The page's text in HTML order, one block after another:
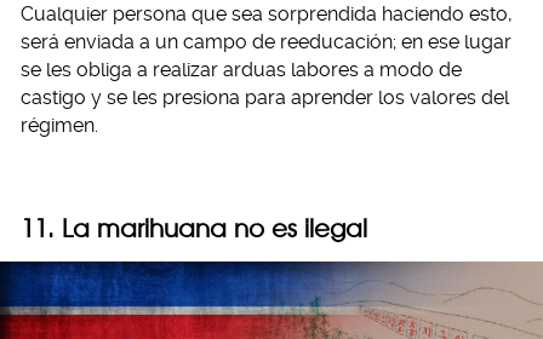
Cualquier persona que sea sorprendida haciendo esto,
será enviada a un campo de reeducación; en ese lugar
se les obliga a realizar arduas labores a modo de
castigo y se les presiona para aprender los valores del
régimen.
11. La marihuana no es ilegal